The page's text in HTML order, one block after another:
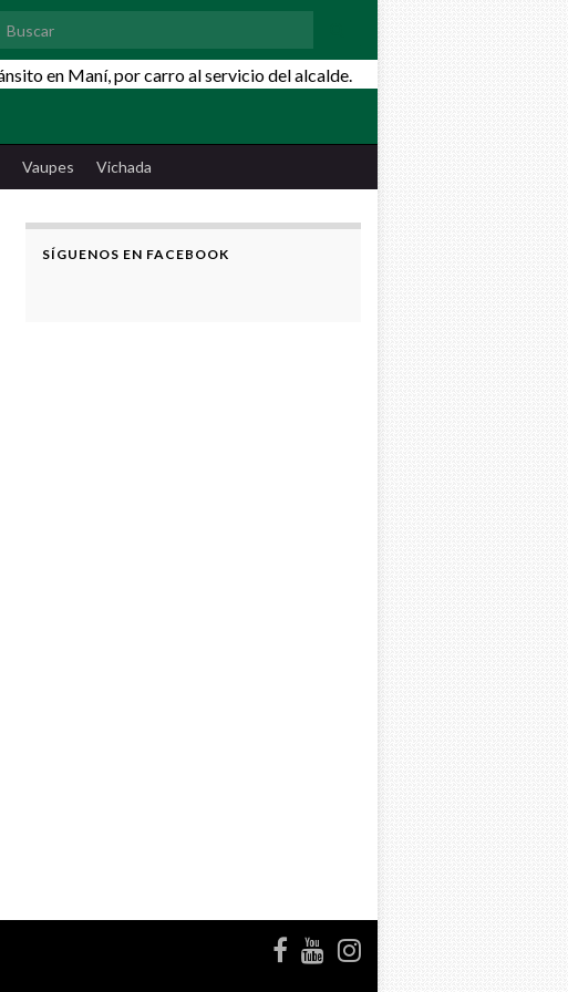
Search for:
Vaupes Vichada
SÍGUENOS EN FACEBOOK